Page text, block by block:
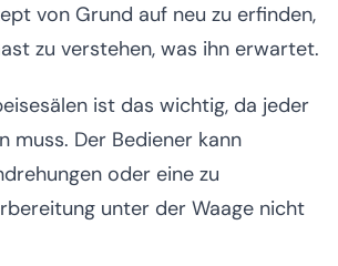
von Grund auf neu zu erfinden,
zu verstehen, was ihn erwartet.
ist das wichtig, da jeder
muss. Der Bediener kann
oder eine zu
unter der Waage nicht